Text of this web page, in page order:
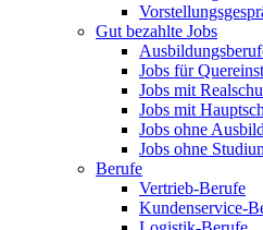
Gut bezahlte Jobs
Jobs für
Jobs mit
Jobs mit
Jobs ohne
Jobs ohne
Berufe
Vertrieb-Berufe
Kundenservice-